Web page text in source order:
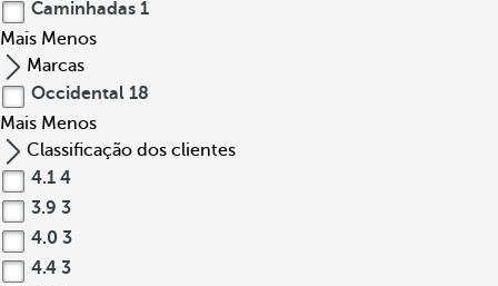
Caminhadas 1
Mais Menos
Marcas
Occidental 18
Mais Menos
Classificação dos clientes
4.1 4
3.9 3
4.0 3
4.4 3